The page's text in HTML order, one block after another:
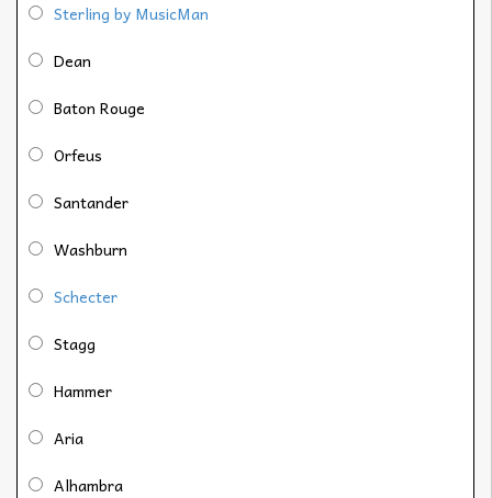
Sterling by MusicMan
Dean
Baton Rouge
Orfeus
Santander
Washburn
Schecter
Stagg
Hammer
Aria
Alhambra